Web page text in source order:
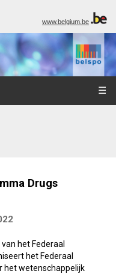
www.belgium.be
☰
Drugs
het Federaal
het Federaal
het wetenschappelijk